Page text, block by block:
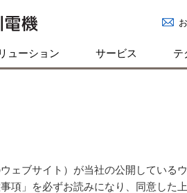
ューション サービス テ
ェブサイト）が当社の公開している
項」を必ずお読みになり、同意した